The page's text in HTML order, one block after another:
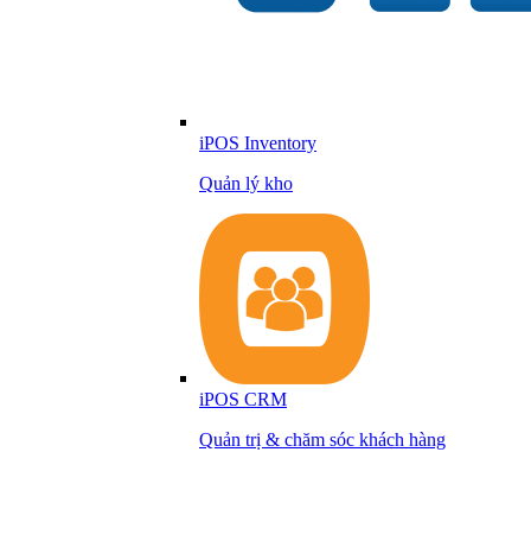
iPOS Inventory
Quản lý kho
iPOS CRM
Quản trị & chăm sóc khách hàng